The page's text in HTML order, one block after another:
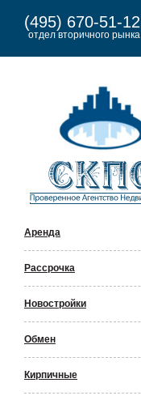
(495) 670-51-12
отдел вторичного рынка
Аренда
Рассрочка
Новостройки
Обмен
Кирпичные